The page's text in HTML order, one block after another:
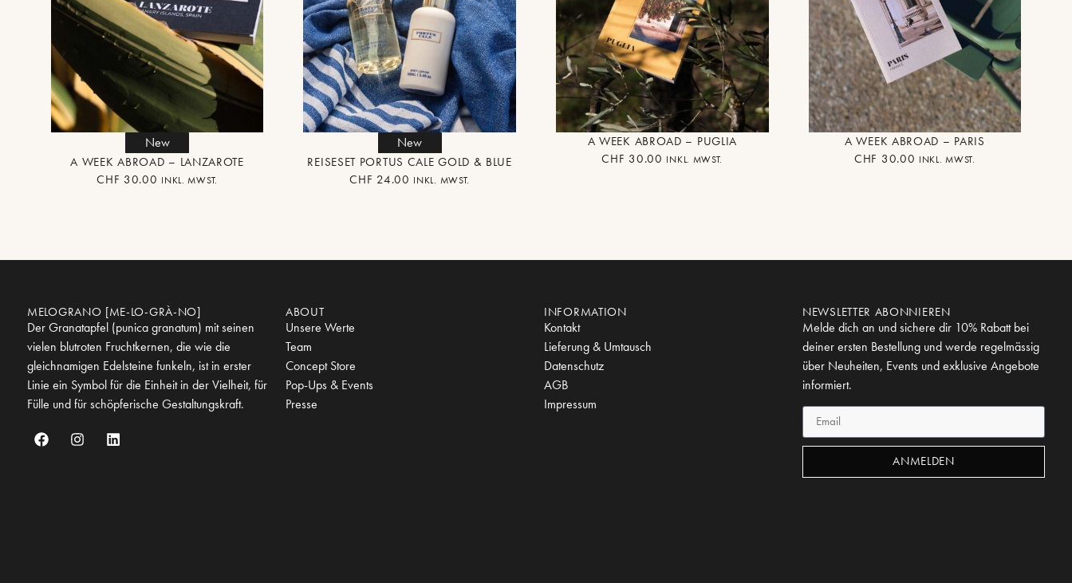
New
A WEEK ABROAD – LANZAROTE
CHF 30.00 INKL. MWST.
New
REISESET PORTUS CALE GOLD & BLUE
CHF 24.00 INKL. MWST.
A WEEK ABROAD – PUGLIA
CHF 30.00 INKL. MWST.
A WEEK ABROAD – PARIS
CHF 30.00 INKL. MWST.
MELOGRANO [ME-LO-GRÀ-NO]
Der Granatapfel (punica granatum) mit seinen
vielen blutroten Fruchtkernen, die wie die
gleichnamigen Edelsteine funkeln, ist in erster
Linie ein Symbol für die Einheit in der Vielheit, für
Fülle und für schöpferische Gestaltungskraft.
ABOUT
Unsere Werte
Team
Concept Store
Pop-Ups & Events
Presse
INFORMATION
Kontakt
Lieferung & Umtausch
Datenschutz
AGB
Impressum
NEWSLETTER ABONNIEREN
Melde dich an und sichere dir 10% Rabatt bei
deiner ersten Bestellung und werde regelmässig
über Neuheiten, Events und exklusive Angebote
informiert.
ANMELDEN